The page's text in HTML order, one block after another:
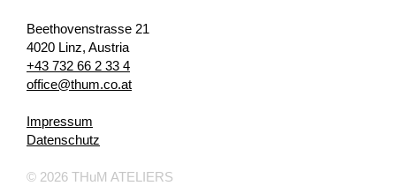
Beethovenstrasse 21
4020 Linz, Austria
+43 732 66 2 33 4
office@thum.co.at
Impressum
Datenschutz
© 2026 THuM ATELIERS